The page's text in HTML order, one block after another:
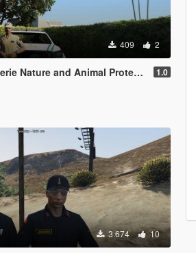
409 2
and Animal Protection Team 1.0
3.674 10